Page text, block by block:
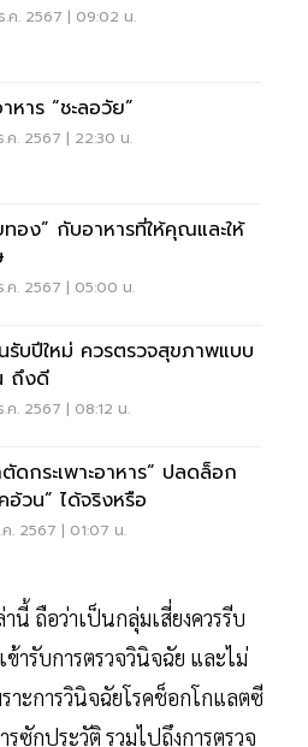
.ค. 2567 | 09:02 น.
หาร “ชะลอวัย”
.ค. 2567 | 22:30 น.
ทอง” กับอาหารที่ให้คุณและให้
.ค. 2567 | 05:00 น.
รับปีใหม่ ควรตรวจสุขภาพแบบ
ถึงดี
.ค. 2567 | 08:12 น.
ตัดกระเพาะอาหาร” ปลดล็อก
อ้วน” ได้จริงหรือ
ค. 2567 | 01:07 น.
นี้ ถือว่าเป็นกลุ่มเสี่ยงควรรีบ
รับการตรวจวินิจฉัย และไม่
าะการวินิจฉัยโรคช็อกโกแลตซี
ซักประวัติ รวมไปถึงการตรวจ